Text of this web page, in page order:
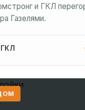
и ГКЛ
Газелями.